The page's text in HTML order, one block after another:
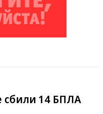
сбили 14 БПЛА